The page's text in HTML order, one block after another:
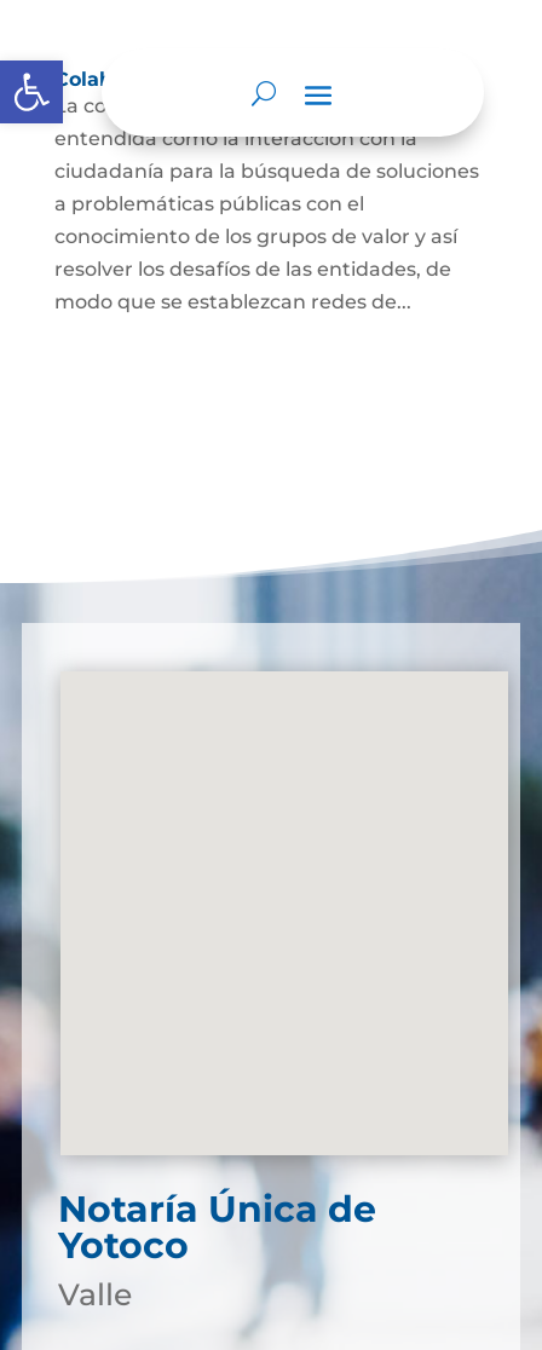
Abrir barra de herramientas
Colaboración e innovación abierta
La colaboración e innovación abierta es
entendida como la interacción con la
ciudadanía para la búsqueda de soluciones
a problemáticas públicas con el
conocimiento de los grupos de valor y así
resolver los desafíos de las entidades, de
modo que se establezcan redes de...
Notaría Única de
Yotoco
Valle